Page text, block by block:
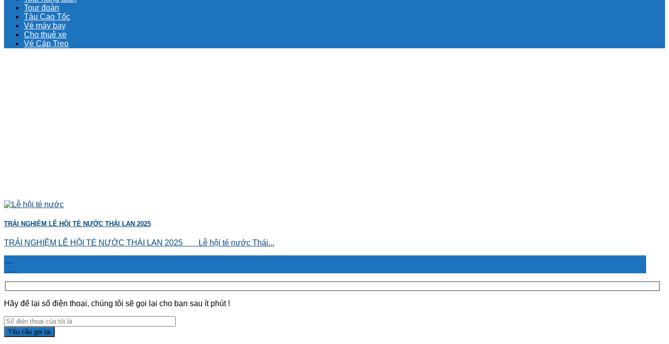
Tour đoàn
Tàu Cao Tốc
Vé máy bay
Cho thuê xe
Vé Cáp Treo
TRẢI NGHIỆM LỄ HỘI TÉ NƯỚC THÁI LAN 2025
TRẢI NGHIỆM LỄ HỘI TÉ NƯỚC THÁI LAN 2025 Lễ hội té nước Thái...
Hãy để lại số điện thoại, chúng tôi sẽ gọi lại cho bạn sau ít phút !